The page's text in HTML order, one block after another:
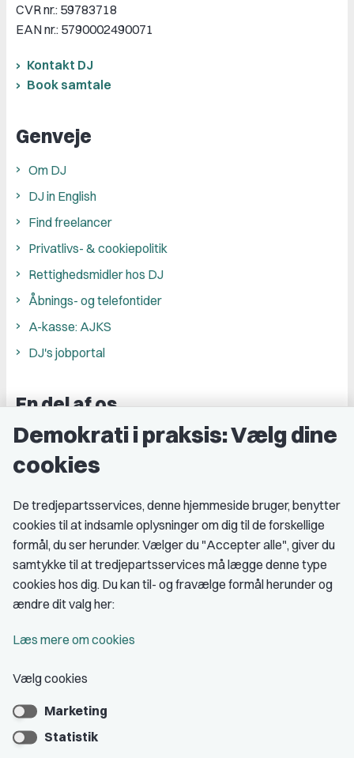
CVR nr.: 59783718
EAN nr.: 5790002490071
Kontakt DJ
Book samtale
Genveje
Om DJ
DJ in English
Find freelancer
Privatlivs- & cookiepolitik
Rettighedsmidler hos DJ
Åbnings- og telefontider
A-kasse: AJKS
DJ's jobportal
En del af os
Grupper og kredse
Studenterorganisationer
Medlemskab
Fordele som medlem
Kontingent
Bliv medlem
Demokrati i praksis: Vælg dine
cookies
De tredjepartsservices, denne hjemmeside bruger, benytter
cookies til at indsamle oplysninger om dig til de forskellige
formål, du ser herunder. Vælger du "Accepter alle", giver du
samtykke til at tredjepartsservices må lægge denne type
cookies hos dig. Du kan til- og fravælge formål herunder og
ændre dit valg her:
Læs mere om cookies
Vælg cookies
Marketing
Statistik